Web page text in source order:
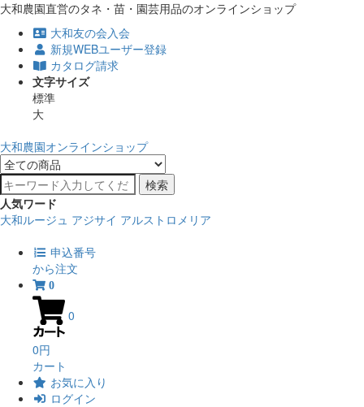
大和農園直営のタネ・苗・園芸用品のオンラインショップ
大和友の会入会
新規WEBユーザー登録
カタログ請求
文字サイズ
標準
大
大和農園オンラインショップ
検索
人気ワード
大和ルージュ アジサイ アルストロメリア
申込番号
から注文
0
0
0円
カート
お気に入り
ログイン